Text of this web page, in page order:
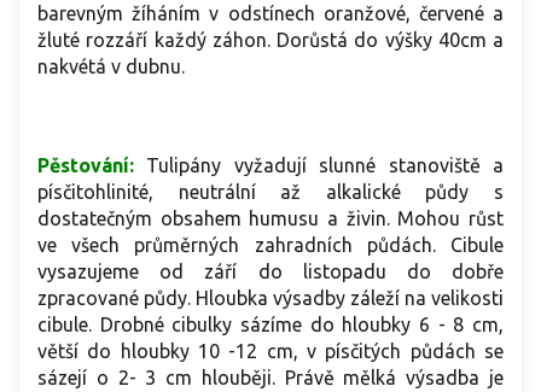
barevným žíháním v odstínech oranžové, červené a
žluté rozzáří každý záhon. Dorůstá do výšky 40cm a
nakvétá v dubnu.
Pěstování:
Tulipány vyžadují slunné stanoviště a
písčitohlinité, neutrální až alkalické půdy s
dostatečným obsahem humusu a živin. Mohou růst
ve všech průměrných zahradních půdách. Cibule
vysazujeme od září do listopadu do dobře
zpracované půdy. Hloubka výsadby záleží na velikosti
cibule. Drobné cibulky sázíme do hloubky 6 - 8 cm,
větší do hloubky 10 -12 cm, v písčitých půdách se
sázejí o 2- 3 cm hlouběji. Právě mělká výsadba je